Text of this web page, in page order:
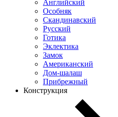
Английский
Особняк
Скандинавский
Русский
Готика
Эклектика
Замок
Американский
Дом-шалаш
Прибрежный
Конструкция